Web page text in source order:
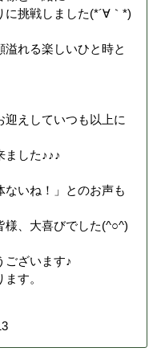
挑戦しました(*´∀｀*)
れる楽しいひと時と
えしていつも以上に
ました♪♪♪
ないね！」とのお声も
様、大喜びでした(^○^)
ございます♪
す。